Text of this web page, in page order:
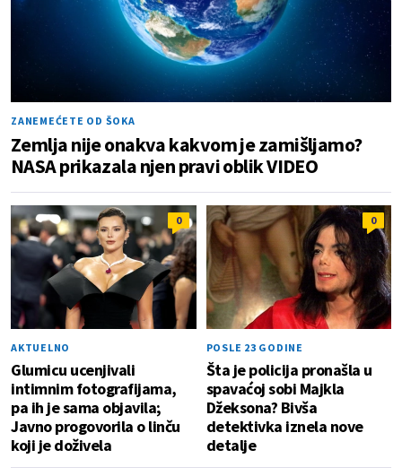
ZANEMEĆETE OD ŠOKA
Zemlja nije onakva kakvom je zamišljamo?
NASA prikazala njen pravi oblik VIDEO
0
AKTUELNO
Glumicu ucenjivali
intimnim fotografijama,
pa ih je sama objavila;
Javno progovorila o linču
koji je doživela
0
POSLE 23 GODINE
Šta je policija pronašla u
spavaćoj sobi Majkla
Džeksona? Bivša
detektivka iznela nove
detalje